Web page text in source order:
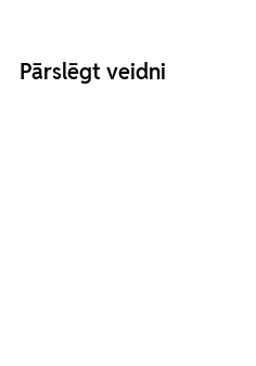
Pārslēgt veidni